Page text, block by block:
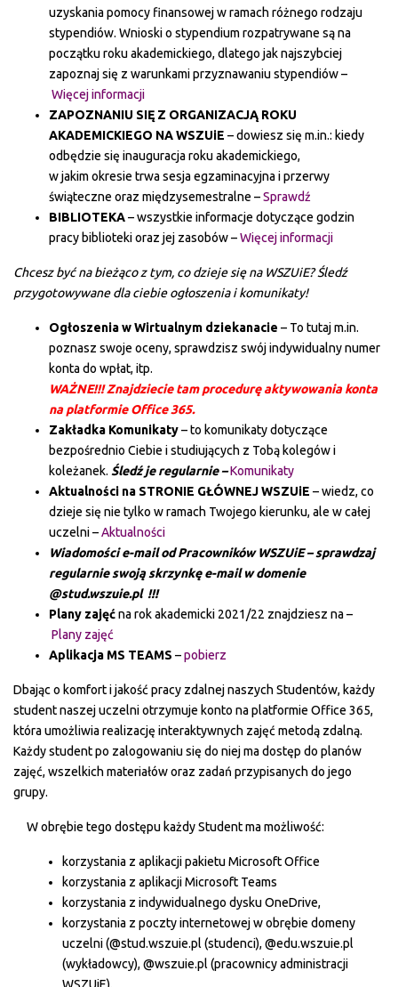
uzyskania pomocy finansowej w ramach różnego rodzaju
stypendiów. Wnioski o stypendium rozpatrywane są na
początku roku akademickiego, dlatego jak najszybciej
zapoznaj się z warunkami przyznawaniu stypendiów –
Więcej informacji
ZAPOZNANIU SIĘ Z ORGANIZACJĄ ROKU
AKADEMICKIEGO NA WSZUiE – dowiesz się m.in.: kiedy
odbędzie się inauguracja roku akademickiego,
w jakim okresie trwa sesja egzaminacyjna i przerwy
świąteczne oraz międzysemestralne –Sprawdź
BIBLIOTEKA– wszystkie informacje dotyczące godzin
pracy biblioteki oraz jej zasobów –Więcej informacji
Chcesz być na bieżąco z tym, co dzieje się na WSZUiE? Śledź
przygotowywane dla ciebie ogłoszenia i komunikaty!
Ogłoszenia w Wirtualnym dziekanacie – To tutaj m.in.
poznasz swoje oceny, sprawdzisz swój indywidualny numer
konta do wpłat, itp.
WAŻNE!!! Znajdziecie tam procedurę aktywowania konta
na platformie Office 365.
Zakładka Komunikaty– to komunikaty dotyczące
bezpośrednio Ciebie i studiujących z Tobą kolegów i
koleżanek. Śledź je regularnie –Komunikaty
Aktualności na STRONIE GŁÓWNEJ WSZUiE – wiedz, co
dzieje się nie tylko w ramach Twojego kierunku, ale w całej
uczelni –Aktualności
Wiadomości e-mail od Pracowników WSZUiE – sprawdzaj
regularnie swoją skrzynkę e-mail w domenie
@stud.wszuie.pl !!!
Plany zajęćna rok akademicki 2021/22 znajdziesz na –
Plany zajęć
Aplikacja MS TEAMS –pobierz
Dbając o komfort i jakość pracy zdalnej naszych Studentów, każdy
student naszej uczelni otrzymuje konto na platformie Office 365,
która umożliwia realizację interaktywnych zajęć metodą zdalną.
Każdy student po zalogowaniu się do niej ma dostęp do planów
zajęć, wszelkich materiałów oraz zadań przypisanych do jego
grupy.
W obrębie tego dostępu każdy Student ma możliwość:
korzystania z aplikacji pakietu Microsoft Office
korzystania z aplikacji Microsoft Teams
korzystania z indywidualnego dysku OneDrive,
korzystania z poczty internetowej w obrębie domeny
uczelni (@stud.wszuie.pl (studenci), @edu.wszuie.pl
(wykładowcy), @wszuie.pl (pracownicy administracji